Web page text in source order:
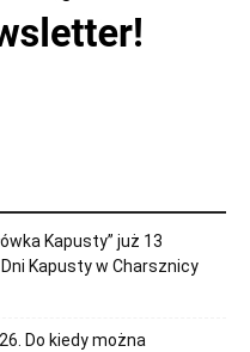
Kapusty” już 13
Kapusty w Charsznicy
Do kiedy można